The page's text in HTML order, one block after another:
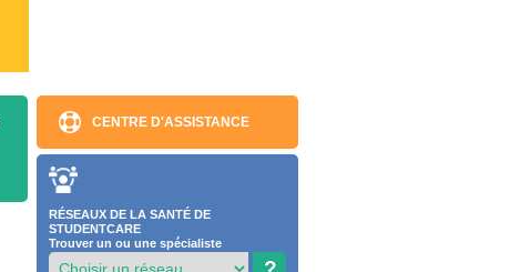
CENTRE D'ASSISTANCE
RÉSEAUX DE LA SANTÉ DE
STUDENTCARE
Trouver un ou une spécialiste